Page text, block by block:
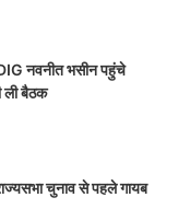
नवनीत भसीन पहुंचे
ली बैठक
चुनाव से पहले गायब